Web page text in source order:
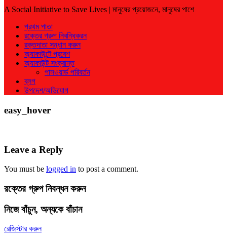
A Social Initiative to Save Lives | মানুষের প্রয়োজনে, মানুষের পাশে
প্রথম পাতা
রক্তের গ্রুপ নিবন্ধিকরন
রক্তদাতা সন্ধান করুন
অ্যাকাউন্টে প্রবেশ
অ্যাকাউন্ট সংক্রান্ত
পাসওয়ার্ড পরিবর্তন
ব্লগ
উপদেশ/অভিযোগ
easy_hover
Leave a Reply
You must be logged in to post a comment.
রক্তের গ্রুপ নিবন্ধন করুন
নিজে বাঁচুন, অন্যকে বাঁচান
রেজিস্টার করুন